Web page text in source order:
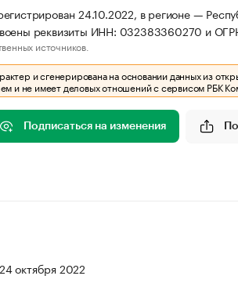
24.10.2022, в регионе —
реквизиты ИНН: 032383360270 и
источников.
и сгенерирована на основании данных из
и не имеет деловых отношений с сервисом РБК
Подписаться на изменения
24 октября 2022